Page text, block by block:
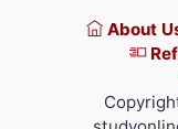
About